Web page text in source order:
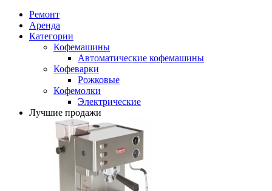
Ремонт
Аренда
Категории
Кофемашины
Автоматические кофемашины
Кофеварки
Рожковые
Кофемолки
Электрические
Лучшие продажи